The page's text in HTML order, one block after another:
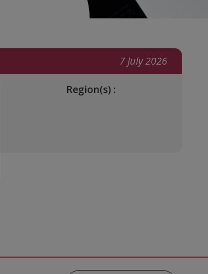
7 July 2026
Region(s) :